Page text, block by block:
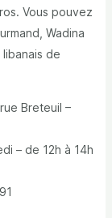
Vous pouvez
Wadina
de
Breteuil –
– de 12h à 14h